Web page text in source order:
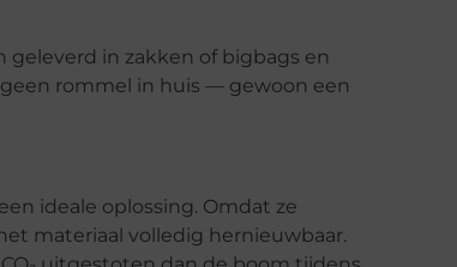
geleverd in zakken of bigbags en
rommel in huis — gewoon een
ideale oplossing. Omdat ze
materiaal volledig hernieuwbaar.